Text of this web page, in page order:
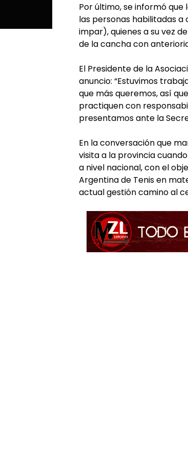
Por último, se informó que
las personas habilitadas
impar), quienes a su vez
de la cancha con
El Presidente de la
anuncio: “Estuvimos
que más queremos, así
practiquen con
presentamos ante la
En la conversación que
visita a la provincia
a nivel nacional, con el
Argentina de Tenis en
actual gestión camino al